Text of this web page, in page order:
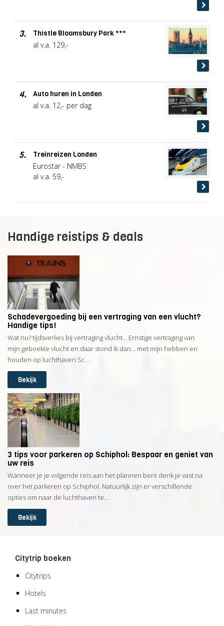
3.
Thistle Bloomsbury Park ***
al v.a. 129,-
4.
Auto huren in Londen
al v.a. 12,- per dag
5.
Treinreizen Londen
Eurostar - NMBS
al v.a. 59,-
Handige reistips & deals
Schadevergoeding bij een vertraging van een vlucht?
Handige tips!
Wat nu? tijdsverlies bij vertraging vlucht… Ernstige vertraging van
mijn geboekte vlucht en daar stond ik dan… met mijn hebben en
houden op luchthaven Sc...
Bekijk
3 tips voor parkeren op Schiphol: Bespaar en geniet van
uw reis
Wanneer je je volgende reis aan het plannen bent denk je vast na
over het parkeren op Schiphol. Natuurlijk zijn er verschillende
opties om naar de luchthaven te...
Bekijk
Citytrip boeken
Citytrips
Hotels
Last minutes